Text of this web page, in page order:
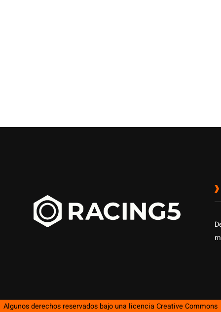
Algunos derechos reservados bajo una licencia Creative Commons